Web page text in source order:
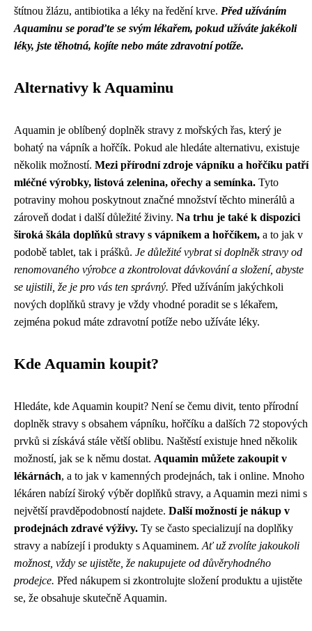
štítnou žlázu, antibiotika a léky na ředění krve. Před užíváním
Aquaminu se poraďte se svým lékařem, pokud užíváte jakékoli
léky, jste těhotná, kojíte nebo máte zdravotní potíže.
Alternativy k Aquaminu
Aquamin je oblíbený doplněk stravy z mořských řas, který je
bohatý na vápník a hořčík. Pokud ale hledáte alternativu, existuje
několik možností. Mezi přírodní zdroje vápníku a hořčíku patří
mléčné výrobky, listová zelenina, ořechy a semínka. Tyto
potraviny mohou poskytnout značné množství těchto minerálů a
zároveň dodat i další důležité živiny. Na trhu je také k dispozici
široká škála doplňků stravy s vápníkem a hořčíkem, a to jak v
podobě tablet, tak i prášků. Je důležité vybrat si doplněk stravy od
renomovaného výrobce a zkontrolovat dávkování a složení, abyste
se ujistili, že je pro vás ten správný. Před užíváním jakýchkoli
nových doplňků stravy je vždy vhodné poradit se s lékařem,
zejména pokud máte zdravotní potíže nebo užíváte léky.
Kde Aquamin koupit?
Hledáte, kde Aquamin koupit? Není se čemu divit, tento přírodní
doplněk stravy s obsahem vápníku, hořčíku a dalších 72 stopových
prvků si získává stále větší oblibu. Naštěstí existuje hned několik
možností, jak se k němu dostat. Aquamin můžete zakoupit v
lékárnách, a to jak v kamenných prodejnách, tak i online. Mnoho
lékáren nabízí široký výběr doplňků stravy, a Aquamin mezi nimi s
největší pravděpodobností najdete. Další možností je nákup v
prodejnách zdravé výživy. Ty se často specializují na doplňky
stravy a nabízejí i produkty s Aquaminem. Ať už zvolíte jakoukoli
možnost, vždy se ujistěte, že nakupujete od důvěryhodného
prodejce. Před nákupem si zkontrolujte složení produktu a ujistěte
se, že obsahuje skutečně Aquamin.